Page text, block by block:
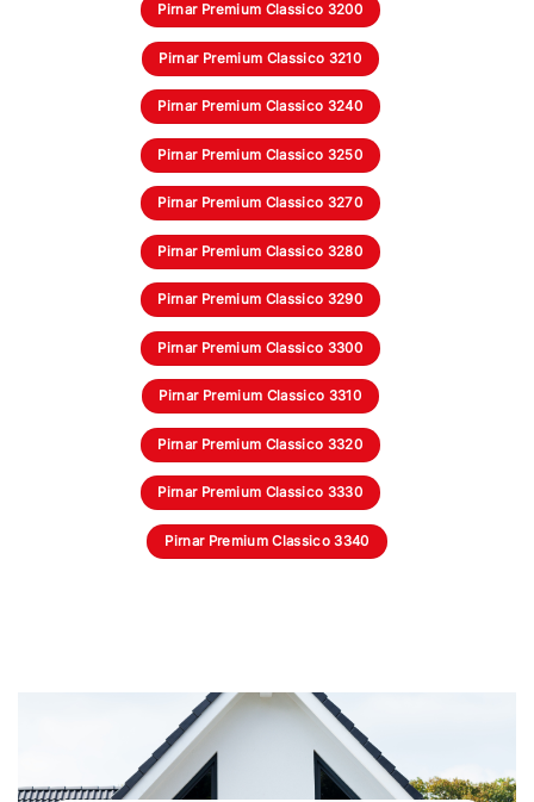
Pirnar Premium Classico 3200
Pirnar Premium Classico 3210
Pirnar Premium Classico 3240
Pirnar Premium Classico 3250
Pirnar Premium Classico 3270
Pirnar Premium Classico 3280
Pirnar Premium Classico 3290
Pirnar Premium Classico 3300
Pirnar Premium Classico 3310
Pirnar Premium Classico 3320
Pirnar Premium Classico 3330
Pirnar Premium Classico 3340